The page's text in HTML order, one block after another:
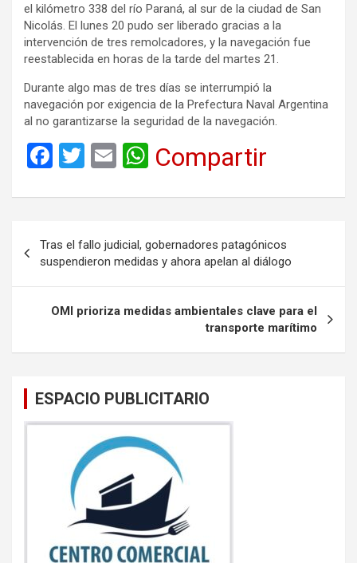
el kilómetro 338 del río Paraná, al sur de la ciudad de San
Nicolás. El lunes 20 pudo ser liberado gracias a la
intervención de tres remolcadores, y la navegación fue
reestablecida en horas de la tarde del martes 21.
Durante algo mas de tres días se interrumpió la
navegación por exigencia de la Prefectura Naval Argentina
al no garantizarse la seguridad de la navegación.
F
ce
o
o
k
T
tt
E
ail
W
at
A
p
p
Compartir
de
entradas
Tras el fallo judicial, gobernadores patagónicos
suspendieron medidas y ahora apelan al diálogo
OMI prioriza medidas ambientales clave para el
transporte marítimo
ESPACIO PUBLICITARIO